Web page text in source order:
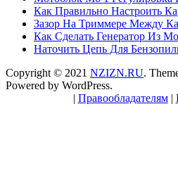
Как Правильно Настроить
Зазор На Триммере Между
Как Сделать Генератор Из
Наточить Цепь Для
Copyright © 2021 NZIZN.RU.
Powered by WordPress.
| Правообладателям|